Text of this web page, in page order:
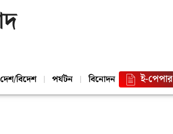
দেশ/বিদেশ পর্যটন বিনোদন ই-পেপার